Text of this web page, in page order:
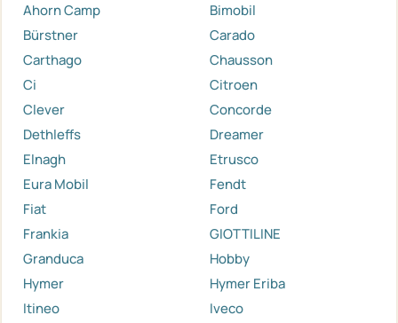
Ahorn Camp
Bimobil
Bürstner
Carado
Carthago
Chausson
Ci
Citroen
Clever
Concorde
Dethleffs
Dreamer
Elnagh
Etrusco
Eura Mobil
Fendt
Fiat
Ford
Frankia
GIOTTILINE
Granduca
Hobby
Hymer
Hymer Eriba
Itineo
Iveco